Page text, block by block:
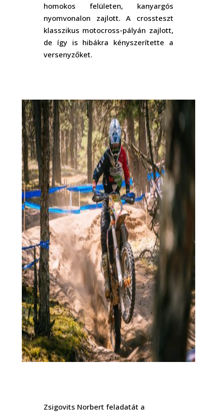
homokos felületen, kanyargós
nyomvonalon zajlott. A crossteszt
klasszikus motocross-pályán zajlott,
de így is hibákra kényszerítette a
versenyzőket.
Zsigovits Norbert feladatát a